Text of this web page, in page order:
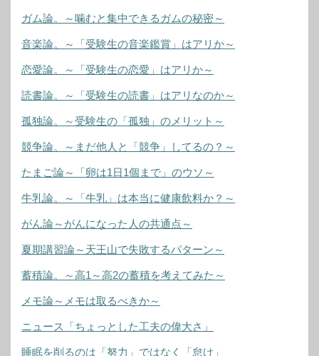
ガム論。～噛むと集中できるガムの秘密～
音楽論。～「受験生の音楽鑑賞」はアリか～
恋愛論。～「受験生の恋愛」はアリか～
読書論。～「受験生の読書」はアリなのか～
孤独論。～受験生の「孤独」のメリット～
競争論。～まだ他人と「競争」してるの？～
たまご論～「卵は1日1個まで」のウソ～
牛乳論。～「牛乳」は本当に健康飲料か？～
がん論～がんになった人の共通点～
夏期講習論～天王山で失敗するパターン～
蓄積論。～高1～高2の蓄積を考えてみた～
メモ論～メモは取るべきか～
ニュース「ちょっとした工夫の偉大さ」
睡眠を削るのは「努力」ではなく「怠け」